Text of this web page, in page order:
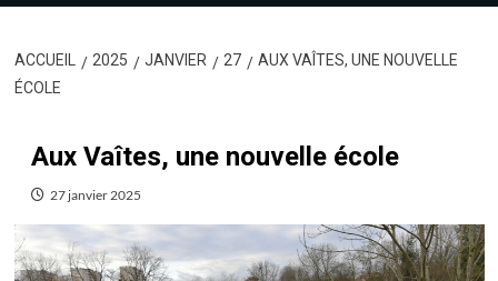
ACCUEIL 2025 JANVIER 27
AUX VAÎTES, UNE NOUVELLE
ÉCOLE
Aux Vaîtes, une nouvelle école
27 janvier 2025